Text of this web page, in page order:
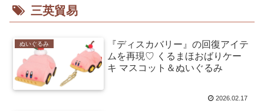
三英貿易
ぬいぐるみ
『ディスカバリー』の回復アイテ
ムを再現♡ くるまほおばりケー
キ マスコット＆ぬいぐるみ
2026.02.17